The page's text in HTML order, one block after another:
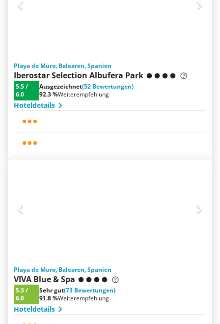
Playa de Muro, Balearen, Spanien
Iberostar Selection Albufera Park
5.5/
6.0
Ausgezeichnet(52 Bewertungen)
92.3 %Weiterempfehlung
Hoteldetails
Playa de Muro, Balearen, Spanien
VIVA Blue & Spa
5.3/
6.0
Sehr gut(73 Bewertungen)
91.8 %Weiterempfehlung
Hoteldetails